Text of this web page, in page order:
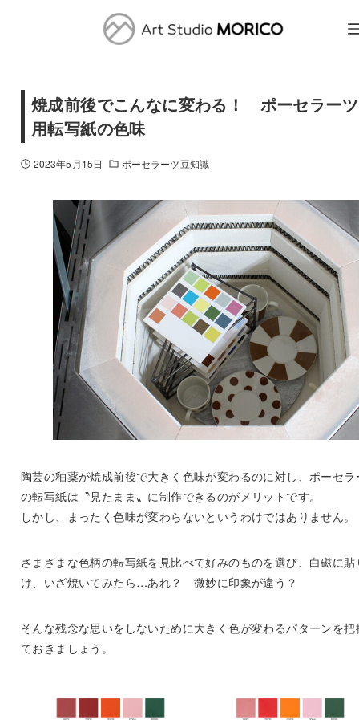
焼成前後でこんなに変わる！ ポーセラーツ
用転写紙の色味
2023年5月15日 ポーセラーツ豆知識
陶芸の釉薬が焼成前後で大きく色味が変わるのに対し、ポーセラ
の転写紙は〝見たまま〟に制作できるのがメリットです。
しかし、まったく色味が変わらないというわけではありません。
さまざまな色柄の転写紙を見比べて好みのものを選び、白磁に貼
け、いざ焼いてみたら…あれ？ 微妙に印象が違う？
そんな残念な思いをしないために大きく色が変わるパターンを把
ておきましょう。